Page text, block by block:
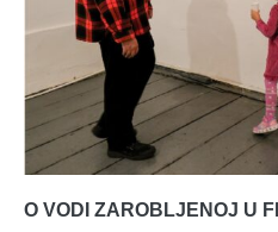
O VODI ZAROBLJENOJ U